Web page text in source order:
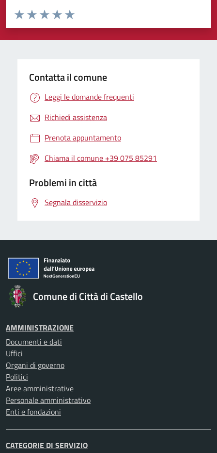
Valuta da 1 a 5 stelle la pagina
Valuta 5 stelle su 5
Valuta 4 stelle su 5
Valuta 3 stelle su 5
Valuta 2 stelle su 5
Valuta 1 stelle su 5
Contatta il comune
Leggi le domande frequenti
Richiedi assistenza
Prenota appuntamento
Chiama il comune +39 075 85291
Problemi in città
Segnala disservizio
Comune di Città di Castello
AMMINISTRAZIONE
Documenti e dati
Uffici
Organi di governo
Politici
Aree amministrative
Personale amministrativo
Enti e fondazioni
CATEGORIE DI SERVIZIO